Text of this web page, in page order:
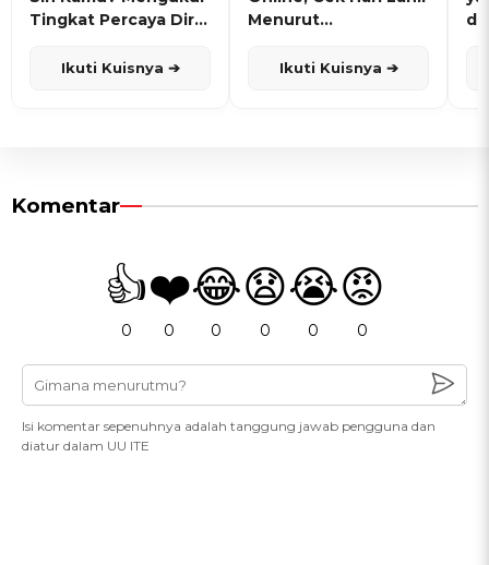
Tingkat Percaya Diri
Ikuti Kuisnya ➔
Menurut
Ikuti Kuisnya ➔
Komentar
👍
0
❤️
0
😂
0
😧
0
😭
0
😡
0
Isi komentar sepenuhnya adalah tanggung jawab pengguna dan
diatur dalam UU ITE